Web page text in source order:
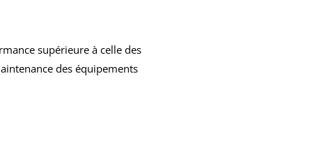
supérieure à celle des
des équipements